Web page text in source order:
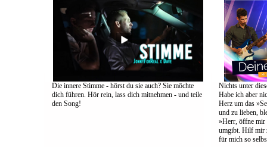
Die innere Stimme - hörst du sie auch? Sie möchte
dich führen. Hör rein, lass dich mitnehmen - und teile
den Song!
Nichts unter
Habe ich aber
Herz um das
und zu lieben,
»Herr, öffne mir
umgibt. Hilf mir
für mich so